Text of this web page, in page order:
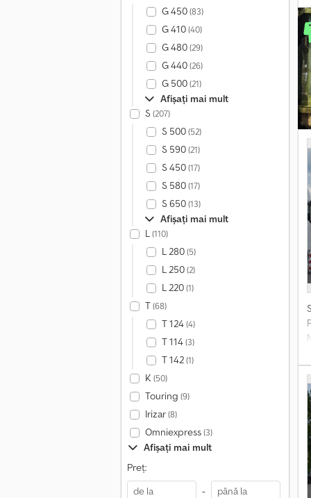
G 450(83)
G 410(40)
G 480(29)
G 440(26)
G 500(21)
Afișați mai mult
S (207)
S 500(52)
S 590(21)
S 450(17)
S 580(17)
S 650(13)
Afișați mai mult
L(110)
L 280(5)
L 250(2)
L 220(1)
T(68)
T 124(4)
T 114(3)
T 142(1)
K (50)
Touring (9)
Irizar(8)
Omniexpress(3)
Afișați mai mult
Preț:
-